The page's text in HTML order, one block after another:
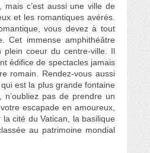
c’est aussi une ville de
et les romantiques avérés.
vous devez à tout
Cet immense amphithéâtre
plein coeur du centre-ville. Il
édifice de spectacles jamais
romain. Rendez-vous aussi
est la plus grande fontaine
pas de prendre un
escapade en amoureux,
cité du Vatican, la basilique
au patrimoine mondial